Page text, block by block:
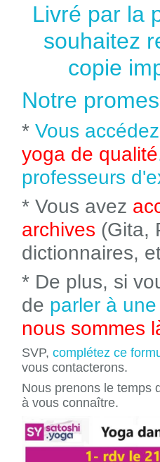
Livré par la
souhaitez
copie
Notre
* Vous
yoga de qualité
professeurs
* Vous avez
archives (Gita,
dictionnaires,
* De plus, si
de parler à
nous sommes
SVP, complétez ce
vous contacterons.
Nous prenons le temps
à vous connaître.